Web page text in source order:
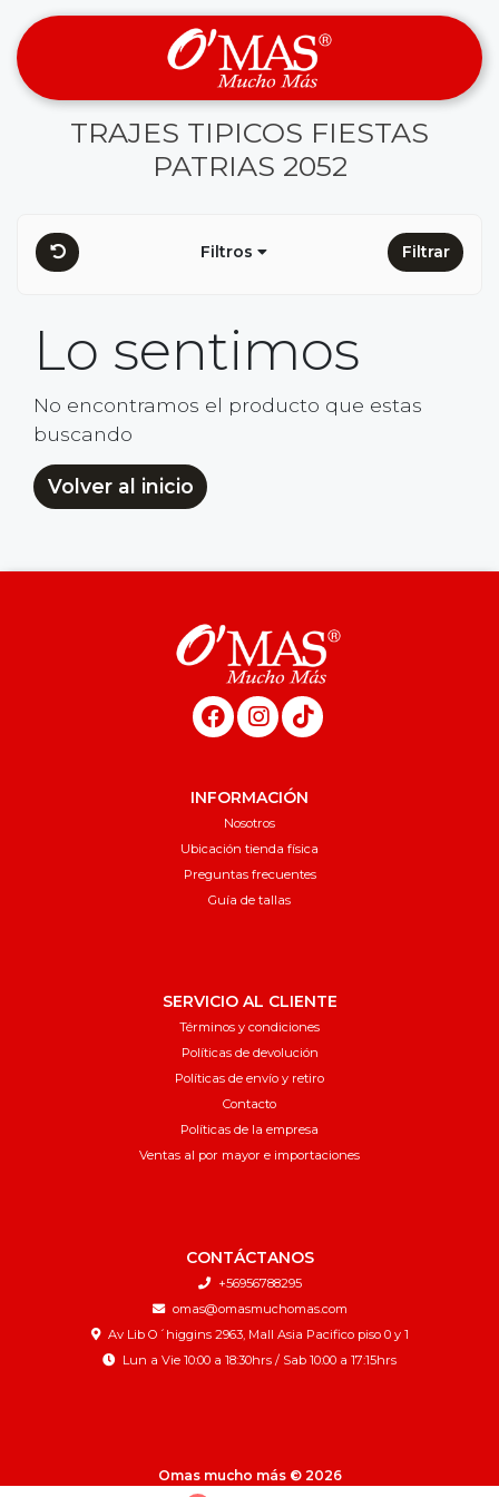
TRAJES TIPICOS FIESTAS
PATRIAS 2052
Filtros Filtrar
Lo sentimos
No encontramos el producto que estas
buscando
Volver al inicio
INFORMACIÓN
Nosotros
Ubicación tienda física
Preguntas frecuentes
Guía de tallas
SERVICIO AL CLIENTE
Términos y condiciones
Políticas de devolución
Políticas de envío y retiro
Contacto
Políticas de la empresa
Ventas al por mayor e importaciones
CONTÁCTANOS
+56956788295
omas@omasmuchomas.com
Av Lib O´higgins 2963, Mall Asia Pacifico piso 0 y 1
Lun a Vie 10:00 a 18:30hrs / Sab 10:00 a 17:15hrs
Omas mucho más © 2026